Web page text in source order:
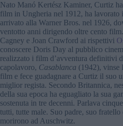
Nato Manó Kertész Kaminer, Curtiz
film in Ungheria nel 1912, ha lavorato
arrivato alla Warner Bros. nel 1926,
ventotto anni dirigendo oltre cento
Cagney e Joan Crawford ai rispettivi
conoscere Doris Day al pubblico
realizzato i film d’avventura definitivi
capolavoro, Casablanca (1942), vinse
film e fece guadagnare a Curtiz il suo
miglior regista. Secondo Britannica,
della sua epoca ha eguagliato la sua
sostenuta in tre decenni. Parlava
tutti, tutte male. Suo padre, suo fratello
morirono ad Auschwitz.